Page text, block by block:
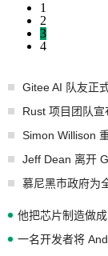
1
2
3
4
Gitee AI 队友正
Simon Willison
Jeff Dean 离开
慕尼黑市政府为
他把芯片制造做
一名开发者将